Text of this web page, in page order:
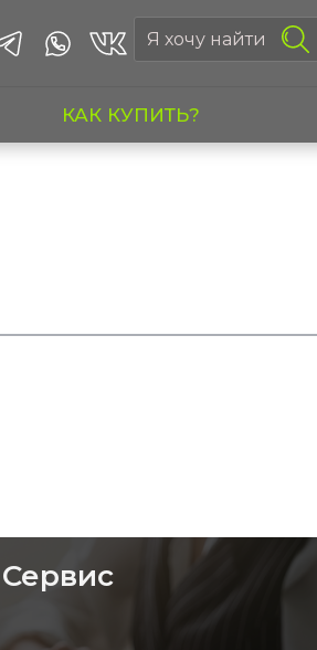
КАК КУПИТЬ?
Сервис